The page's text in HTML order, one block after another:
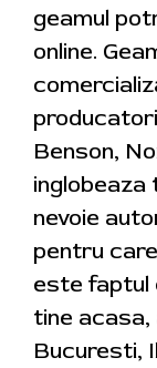
geamul
online.
Benson,
inglobeaza
nevoie
pentru
este faptul
tine
Bucuresti,